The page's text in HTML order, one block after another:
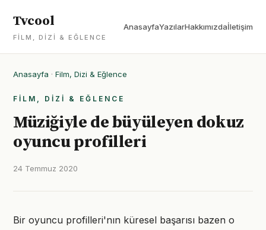
Tvcool
FILM, DIZI & EĞLENCE
AnasayfaYazılarHakkımızdaİletişim
Anasayfa · Film, Dizi & Eğlence
FILM, DIZI & EĞLENCE
Müziğiyle de büyüleyen dokuz
oyuncu profilleri
24 Temmuz 2020
Bir oyuncu profilleri'nın küresel başarısı bazen o